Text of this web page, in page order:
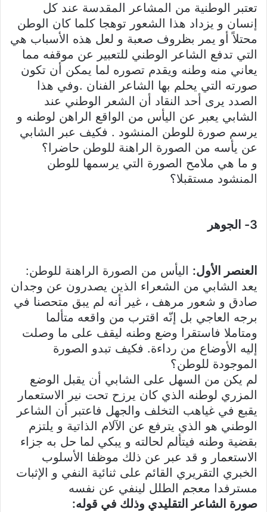
تعتبر الوطنية من المشاعر المقدسة عند كل
إنسان و يزداد هذا الشعور توهجا كلما كان الوطن
محتلاً أو يمر بظروف صعبة و لعل هذه الأسباب هي
التي تدفع الشاعر الوطني للتعبير عن موقفه مما
يعاني منه وطنه ويقدم تصوره لما يمكن أن تكون
صورته التي يحلم بها الشاعر الفنان .وفي هذا
الصدد يرى أحد النقاد أن الشعر الوطني عند
الشابي يعبر عن اليأس من الواقع الراهن لوطنه و
يرسم صورة للوطن المنشود . فكيف عبر الشابي
عن يأسه من الصورة الراهنة للوطن حاضرا؟
و ما هي ملامح الصورة التي يرسمها للوطن
المنشود مستقبلا؟
3- الجوهر
العنصر الأول: اليأس من الصورة الراهنة للوطن:
يعد الشابي من الشعراء الذين يصدرون عن وجدان
صادق و شعور مرهف ، غير أنه لم يبق متحصنا في
برجه العاجي بل إنّه اقترب من واقعه متألما
ومتاملا فاستقرا وضع وطنه ليقف على ما وصلت
إليه الأوضاع من رداءة. فكيف تبدو الصورة
الموجودة للوطن؟
لم يكن من السهل على الشابي أن يقبل الوضع
المزري لوطنه الذي كان يرزح تحت نير الاستعمار
يقبع في غياهب التخلف والجهل فاعتبر أن الشاعر
الوطني هو الذي يترفع عن الآلام الذاتية و يلتزم
بقضية وطنه فيتألم لحالته و يبكي لما حل به جزاء
الاستعمار و قد عبر عن ذلك موظفا الأسلوب
الخبري التقريري القائم على ثنائية النفي و الإثبات
مسترفدا معجم الطلل لينفي عن نفسه
صورة الشاعر التقليدي وذلك في قوله: